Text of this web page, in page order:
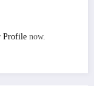
Profile now.